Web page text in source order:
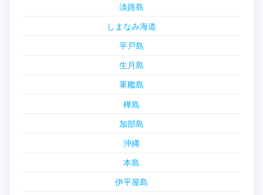
淡路島
しまなみ海道
平戸島
生月島
軍艦島
樺島
加部島
沖縄
本島
伊平屋島